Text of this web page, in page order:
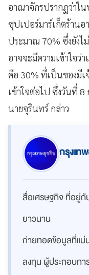
อาณาจักรปรากฏว่าใ
ซุปเปอร์มาร์เก็ตร้านอ
ประมาณ 70% ซึ่งยังไ
อาจจะมีความเข้าใจว่
คือ 30% ที่เป็นของมีเ
เข้าใจต่อไป ซึ่งวันที่
นายจุรินทร์ กล่าว
กรุงเท
สื่อเศรษฐกิจ ที่อยู่กั
ยาวนาน
ถ่ายทอดข้อมูลที่แม่
ลงทุน ผู้ประกอบกา